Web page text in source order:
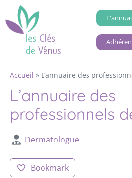
Accueil » L’annuaire des
L’annuaire des
professionnels
Dermatologue
Bookmark